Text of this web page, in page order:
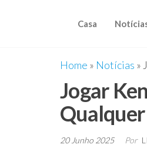
Casa
Home » Notícias »
Jogar
20 Junho 2025 Por